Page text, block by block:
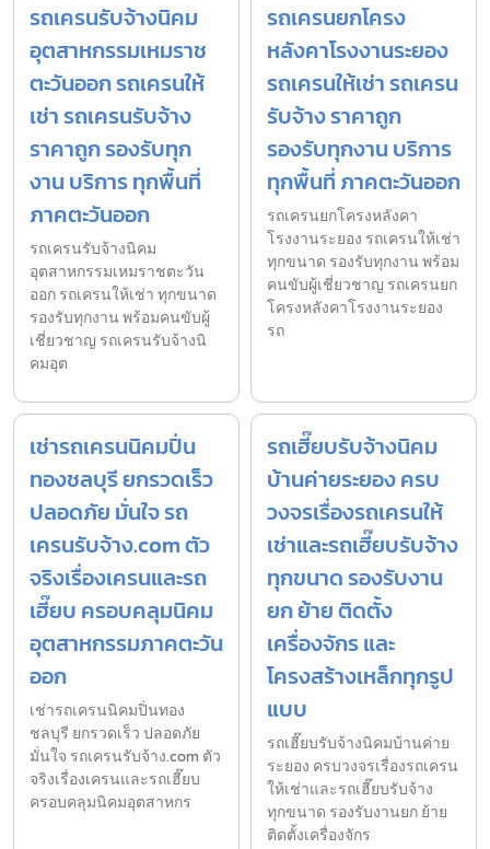
รถเครนรับจ้างนิคม
อุตสาหกรรมเหมราช
ตะวันออก รถเครนให้
เช่า รถเครนรับจ้าง
ราคาถูก รองรับทุก
งาน บริการ ทุกพื้นที่
ภาคตะวันออก
รถเครนรับจ้างนิคม
อุตสาหกรรมเหมราชตะวัน
ออก รถเครนให้เช่า ทุกขนาด
รองรับทุกงาน พร้อมคนขับผู้
เชี่ยวชาญ รถเครนรับจ้างนิ
คมอุต
รถเครนยกโครง
หลังคาโรงงานระยอง
รถเครนให้เช่า รถเครน
รับจ้าง ราคาถูก
รองรับทุกงาน บริการ
ทุกพื้นที่ ภาคตะวันออก
รถเครนยกโครงหลังคา
โรงงานระยอง รถเครนให้เช่า
ทุกขนาด รองรับทุกงาน พร้อม
คนขับผู้เชี่ยวชาญ รถเครนยก
โครงหลังคาโรงงานระยอง
รถ
เช่ารถเครนนิคมปิ่น
ทองชลบุรี ยกรวดเร็ว
ปลอดภัย มั่นใจ รถ
เครนรับจ้าง.com ตัว
จริงเรื่องเครนและรถ
เฮี๊ยบ ครอบคลุมนิคม
อุตสาหกรรมภาคตะวัน
ออก
เช่ารถเครนนิคมปิ่นทอง
ชลบุรี ยกรวดเร็ว ปลอดภัย
มั่นใจ รถเครนรับจ้าง.com ตัว
จริงเรื่องเครนและรถเฮี๊ยบ
ครอบคลุมนิคมอุตสาหกร
รถเฮี๊ยบรับจ้างนิคม
บ้านค่ายระยอง ครบ
วงจรเรื่องรถเครนให้
เช่าและรถเฮี๊ยบรับจ้าง
ทุกขนาด รองรับงาน
ยก ย้าย ติดตั้ง
เครื่องจักร และ
โครงสร้างเหล็กทุกรูป
แบบ
รถเฮี๊ยบรับจ้างนิคมบ้านค่าย
ระยอง ครบวงจรเรื่องรถเครน
ให้เช่าและรถเฮี๊ยบรับจ้าง
ทุกขนาด รองรับงานยก ย้าย
ติดตั้งเครื่องจักร